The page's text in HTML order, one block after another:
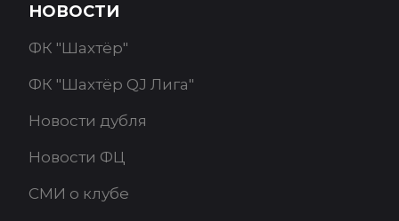
НОВОСТИ
ФК "Шахтёр"
ФК "Шахтёр QJ Лига"
Новости дубля
Новости ФЦ
СМИ о клубе